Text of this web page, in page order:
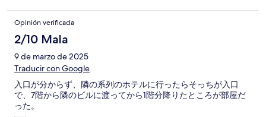
Opinión verificada
2/10 Mala
9 de marzo de 2025
Traducir con Google
入口が分からず、隣の系列のホテルに行ったらそっちが入口
で、7階から隣のビルに渡ってから1階分降りたところが部屋だ
った。